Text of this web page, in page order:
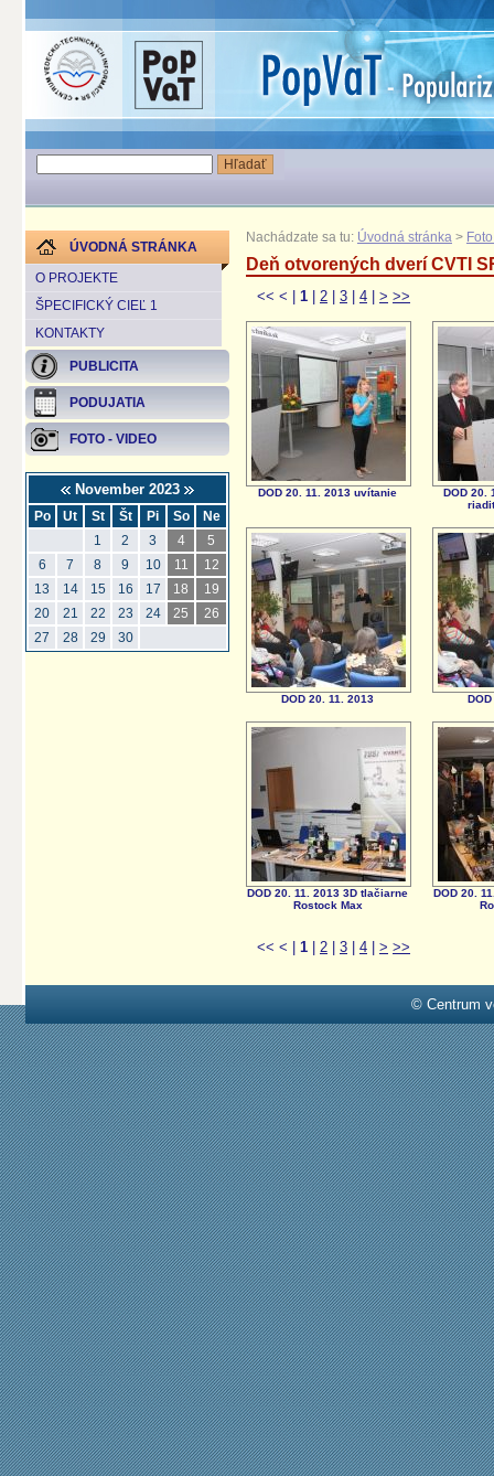
ÚVODNÁ STRÁNKA
O PROJEKTE
ŠPECIFICKÝ CIEĽ 1
KONTAKTY
PUBLICITA
PODUJATIA
FOTO - VIDEO
November 2023
Po Ut St Št Pi So
Ne
1
2 3 4
5
6
7 8 9 10 11
12
13
14 15 16 17 18
19
20
21 22 23 24 25
26
27
28 29 30
Nachádzate sa tu: Úvodná stránka >
Deň otvorených dverí CVTI
<< < 1 2 3 4 > >>
DOD 20. 11. 2013 uvítanie
DOD 20.
DOD 20. 11. 2013
DOD 20. 11. 2013 3D tlačiarne
Rostock Max
DOD 20.
<< < 1 2 3 4 > >>
© Centrum